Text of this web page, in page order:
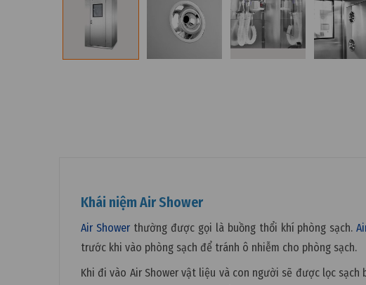
Khái niệm Air Shower
Air Showerthường được gọi là buồng thổi khí phòng sạch.
trước khi vào phòng sạch để tránh ô nhiễm cho phòng sạch.
Khi đi vào Air Shower vật liệu và con người sẽ được lọc